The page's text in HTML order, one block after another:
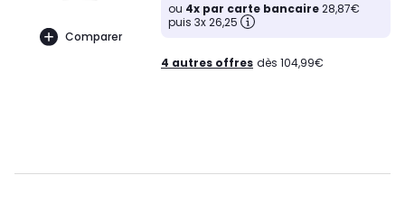
Comparer
ou 4x par carte bancaire28,87€
puis 3x 26,25
4 autres offres dès 104,99€